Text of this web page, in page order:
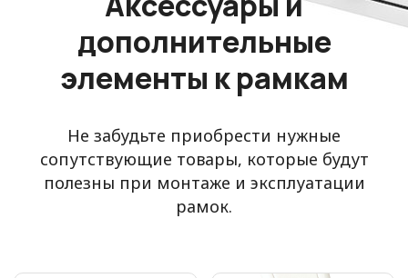
дополнительные
элементы к рамкам
Не забудьте приобрести нужные
сопутствующие товары, которые будут
полезны при монтаже и эксплуатации
рамок.